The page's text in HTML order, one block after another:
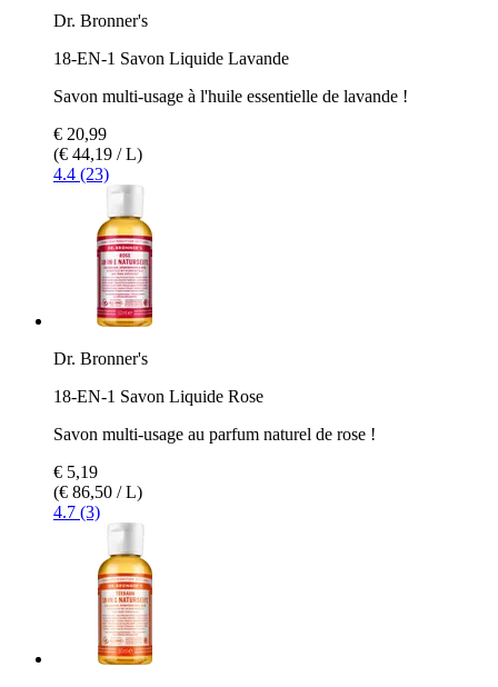
Dr. Bronner's
18-EN-1 Savon Liquide Lavande
Savon multi-usage à l'huile essentielle de lavande !
€ 20,99
(€ 44,19 / L)
4.4 (23)
Dr. Bronner's
18-EN-1 Savon Liquide Rose
Savon multi-usage au parfum naturel de rose !
€ 5,19
(€ 86,50 / L)
4.7 (3)